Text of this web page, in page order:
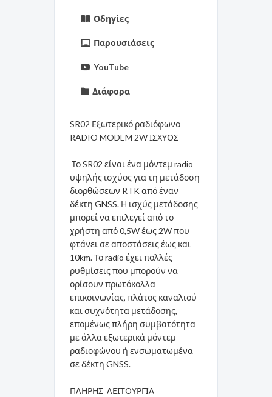
Οδηγίες
Παρουσιάσεις
YouTube
Διάφορα
SR02 Εξωτερικό ραδιόφωνο
RADIO MODEM 2W ΙΣΧΥΟΣ
Το SR02 είναι ένα μόντεμ radio
υψηλής ισχύος για τη μετάδοση
διορθώσεων RTK από έναν
δέκτη GNSS. Η ισχύς μετάδοσης
μπορεί να επιλεγεί από το
χρήστη από 0,5W έως 2W που
φτάνει σε αποστάσεις έως και
10km. Το radio έχει πολλές
ρυθμίσεις που μπορούν να
ορίσουν πρωτόκολλα
επικοινωνίας, πλάτος καναλιού
και συχνότητα μετάδοσης,
επομένως πλήρη συμβατότητα
με άλλα εξωτερικά μόντεμ
ραδιοφώνου ή ενσωματωμένα
σε δέκτη GNSS.
ΠΛΗΡΗΣ ΛΕΙΤΟΥΡΓΙΑ